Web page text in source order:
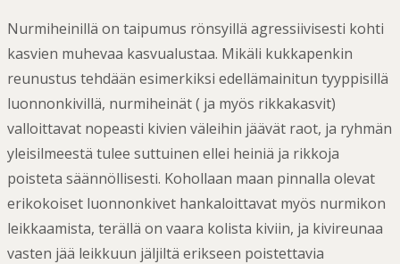
Nurmiheinillä on taipumus rönsyillä agressiivisesti kohti
kasvien muhevaa kasvualustaa. Mikäli kukkapenkin
reunustus tehdään esimerkiksi edellämainitun tyyppisillä
luonnonkivillä, nurmiheinät ( ja myös rikkakasvit)
valloittavat nopeasti kivien väleihin jäävät raot, ja ryhmän
yleisilmeestä tulee suttuinen ellei heiniä ja rikkoja
poisteta säännöllisesti. Kohollaan maan pinnalla olevat
erikokoiset luonnonkivet hankaloittavat myös nurmikon
leikkaamista, terällä on vaara kolista kiviin, ja kivireunaa
vasten jää leikkuun jäljiltä erikseen poistettavia